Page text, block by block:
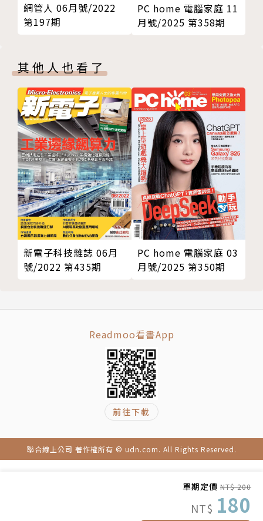
單期定價 NT$ 200
NT$ 180
網管人 06月號/2022
第197期
PC home 電腦家庭 11
月號/2025 第358期
其他人也看了
新電子科技雜誌 06月
號/2022 第435期
PC home 電腦家庭 03
月號/2025 第350期
Readmoo看書App
前往下載
聯合線上公司 著作權所有 © udn.com. All Rights Reserved.